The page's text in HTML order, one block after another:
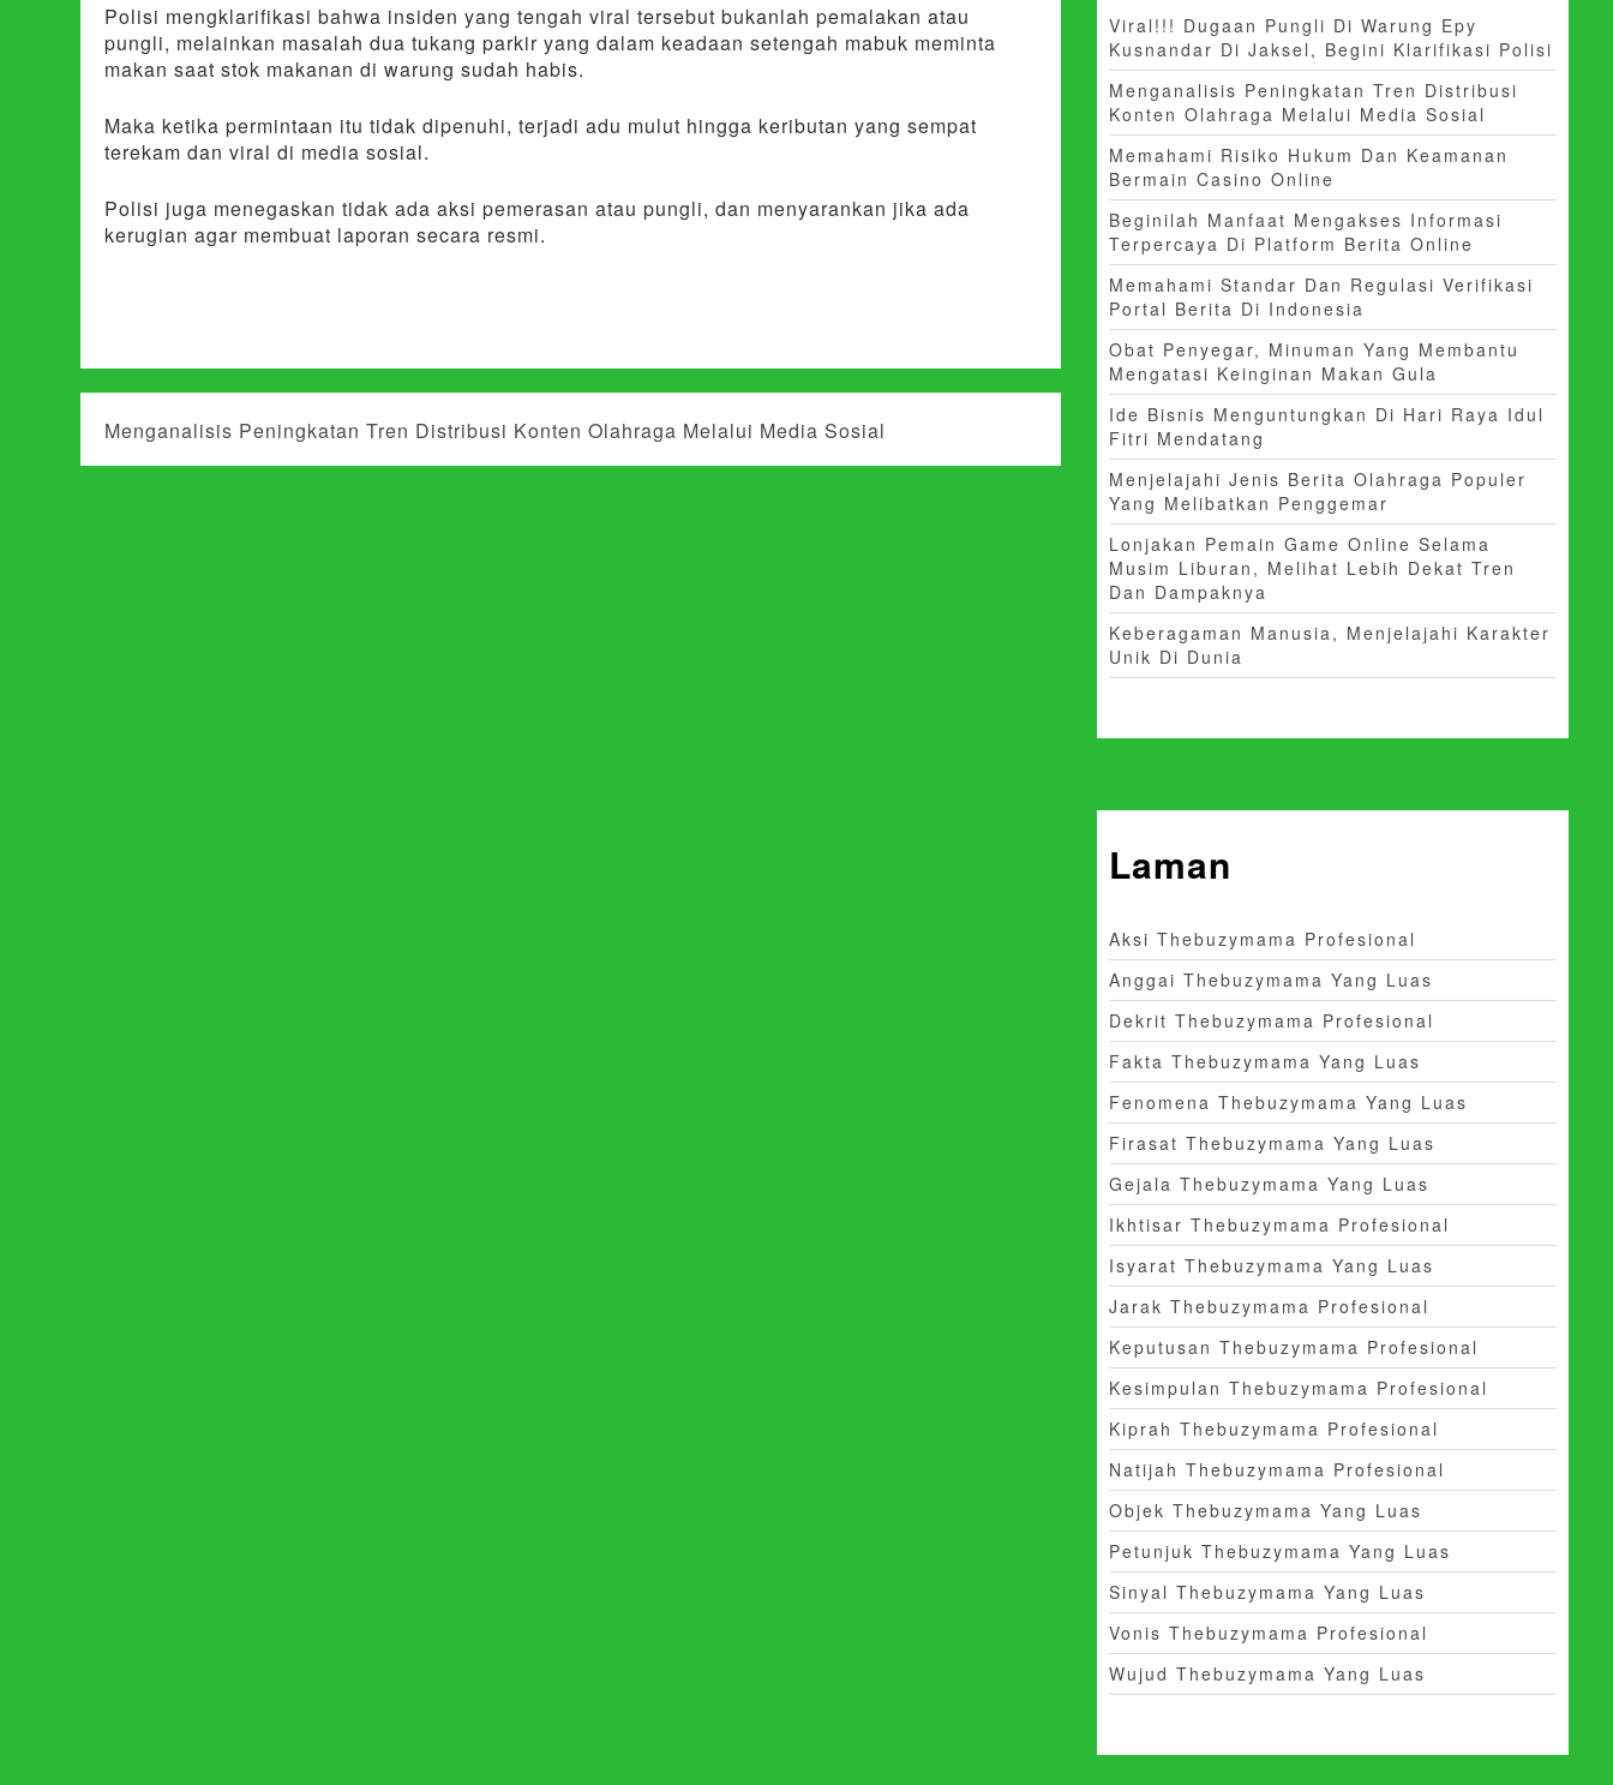
Polisi mengklarifikasi bahwa insiden yang tengah viral tersebut bukanlah pemalakan atau
pungli, melainkan masalah dua tukang parkir yang dalam keadaan setengah mabuk meminta
makan saat stok makanan di warung sudah habis.
Maka ketika permintaan itu tidak dipenuhi, terjadi adu mulut hingga keributan yang sempat
terekam dan viral di media sosial.
Polisi juga menegaskan tidak ada aksi pemerasan atau pungli, dan menyarankan jika ada
kerugian agar membuat laporan secara resmi.
N
Menganalisis Peningkatan Tren Distribusi Konten Olahraga Melalui Media Sosial
Viral!!! Dugaan Pungli Di Warung Epy
Kusnandar Di Jaksel, Begini Klarifikasi Polisi
Menganalisis Peningkatan Tren Distribusi
Konten Olahraga Melalui Media Sosial
Memahami Risiko Hukum Dan Keamanan
Bermain Casino Online
Beginilah Manfaat Mengakses Informasi
Terpercaya Di Platform Berita Online
Memahami Standar Dan Regulasi Verifikasi
Portal Berita Di Indonesia
Obat Penyegar, Minuman Yang Membantu
Mengatasi Keinginan Makan Gula
Ide Bisnis Menguntungkan Di Hari Raya Idul
Fitri Mendatang
Menjelajahi Jenis Berita Olahraga Populer
Yang Melibatkan Penggemar
Lonjakan Pemain Game Online Selama
Musim Liburan, Melihat Lebih Dekat Tren
Dan Dampaknya
Keberagaman Manusia, Menjelajahi Karakter
Unik Di Dunia
Laman
Aksi Thebuzymama Profesional
Anggai Thebuzymama Yang Luas
Dekrit Thebuzymama Profesional
Fakta Thebuzymama Yang Luas
Fenomena Thebuzymama Yang Luas
Firasat Thebuzymama Yang Luas
Gejala Thebuzymama Yang Luas
Ikhtisar Thebuzymama Profesional
Isyarat Thebuzymama Yang Luas
Jarak Thebuzymama Profesional
Keputusan Thebuzymama Profesional
Kesimpulan Thebuzymama Profesional
Kiprah Thebuzymama Profesional
Natijah Thebuzymama Profesional
Objek Thebuzymama Yang Luas
Petunjuk Thebuzymama Yang Luas
Sinyal Thebuzymama Yang Luas
Vonis Thebuzymama Profesional
Wujud Thebuzymama Yang Luas